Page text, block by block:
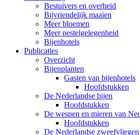
Bestuivers en overheid
Bijvriendelijk maaien
Meer bloemen
Meer nestelgelegenheid
Bijenhotels
Publicaties
Overzicht
Bijenplanten
Gasten van bijenhotels
Hoofdstukken
De Nederlandse bijen
Hoofdstukken
De wespen en mieren van
Hoofdstukken
De Nederlandse zweefvliegen